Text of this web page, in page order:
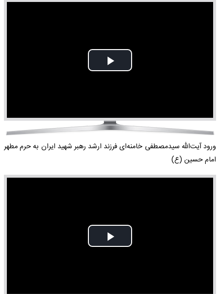
Play
ورود آیت‌الله سیدمصطفی خامنه‌ای فرزند ارشد رهبر شهید ایران به حرم مطهر
امام حسین (ع)
Play